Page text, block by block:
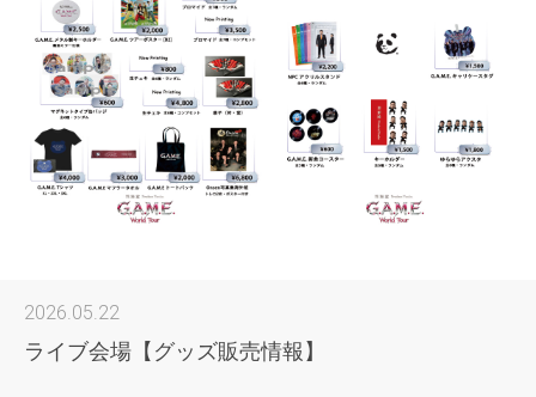
2026.05.22
ライブ会場【グッズ販売情報】